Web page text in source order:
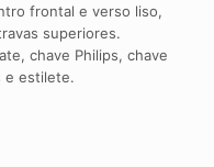
frontal e verso liso,
superiores.
chave Philips, chave
e estilete.